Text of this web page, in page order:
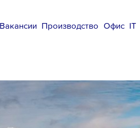
Вакансии Производство Офис IT